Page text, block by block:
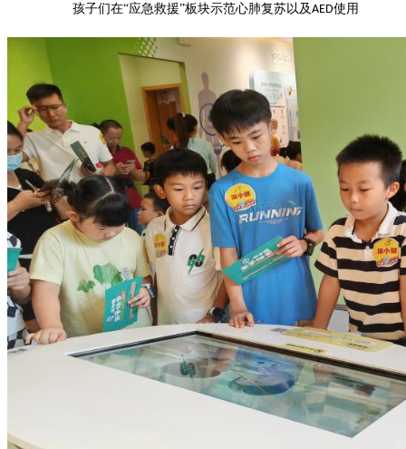
孩子们在“应急救援”板块示范心肺复苏以及AED使用